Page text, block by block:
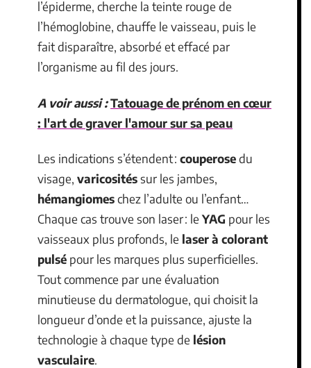
l’épiderme, cherche la teinte rouge de
l’hémoglobine, chauffe le vaisseau, puis le
fait disparaître, absorbé et effacé par
l’organisme au fil des jours.
A voir aussi :Tatouage de prénom en cœur
: l'art de graver l'amour sur sa peau
Les indications s’étendent : couperosedu
visage, varicositéssur les jambes,
hémangiomeschez l’adulte ou l’enfant…
Chaque cas trouve son laser : leYAG pour les
vaisseaux plus profonds, le laser à colorant
pulsé pour les marques plus superficielles.
Tout commence par une évaluation
minutieuse du dermatologue, qui choisit la
longueur d’onde et la puissance, ajuste la
technologie à chaque type de lésion
vasculaire.